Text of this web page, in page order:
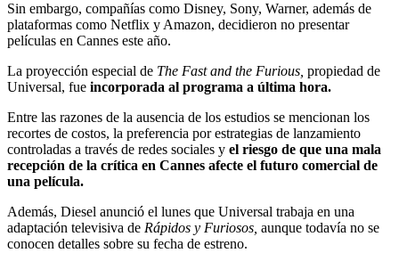
Sin embargo, compañías como Disney, Sony, Warner, además de
plataformas como Netflix y Amazon, decidieron no presentar
películas en Cannes este año.
La proyección especial de The Fast and the Furious, propiedad de
Universal, fue incorporada al programa a última hora.
Entre las razones de la ausencia de los estudios se mencionan los
recortes de costos, la preferencia por estrategias de lanzamiento
controladas a través de redes sociales y el riesgo de que una mala
recepción de la crítica en Cannes afecte el futuro comercial de
una película.
Además, Diesel anunció el lunes que Universal trabaja en una
adaptación televisiva de Rápidos y Furiosos, aunque todavía no se
conocen detalles sobre su fecha de estreno.